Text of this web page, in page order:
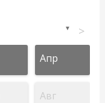
▼ >
Апр
Авг